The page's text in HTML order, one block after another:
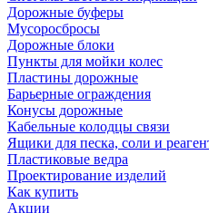
Дорожные буферы
Мусоросбросы
Дорожные блоки
Пункты для мойки колес
Пластины дорожные
Барьерные ограждения
Конусы дорожные
Кабельные колодцы связи
Ящики для песка, соли и
Пластиковые ведра
Проектирование изделий
Как купить
Акции